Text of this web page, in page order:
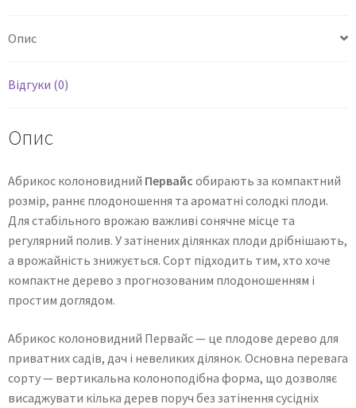
Опис
Відгуки (0)
Опис
Абрикос колоновидний Первайс обирають за компактний
розмір, раннє плодоношення та ароматні солодкі плоди.
Для стабільного врожаю важливі сонячне місце та
регулярний полив. У затінених ділянках плоди дрібнішають,
а врожайність знижується. Сорт підходить тим, хто хоче
компактне дерево з прогнозованим плодоношенням і
простим доглядом.
Абрикос колоновидний Первайс — це плодове дерево для
приватних садів, дач і невеликих ділянок. Основна перевага
сорту — вертикальна колоноподібна форма, що дозволяє
висаджувати кілька дерев поруч без затінення сусідніх